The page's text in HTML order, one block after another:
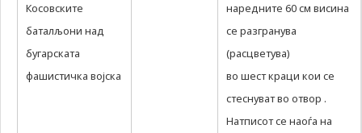
Косовските
баталљони над
бугарската
фашистичка војска
наредните 60 см висина
се разгранува
(расцветува)
во шест краци кои се
стеснуват во отвор .
Натписот се наоѓа на